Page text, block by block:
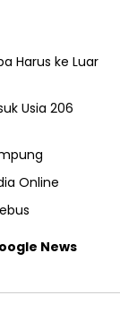
Harus ke Luar
Usia 206
Online
News